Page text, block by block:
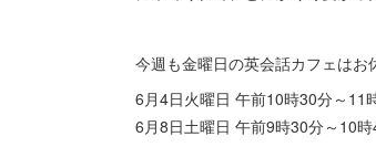
今週も金曜日の英会話カフェはお
6月4日火曜日 午前10時30分～11
6月8日土曜日 午前9時30分～10